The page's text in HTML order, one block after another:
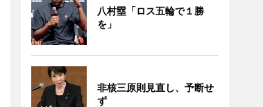
八村塁「ロス五輪で１勝
を」
非核三原則見直し、予断せ
ず